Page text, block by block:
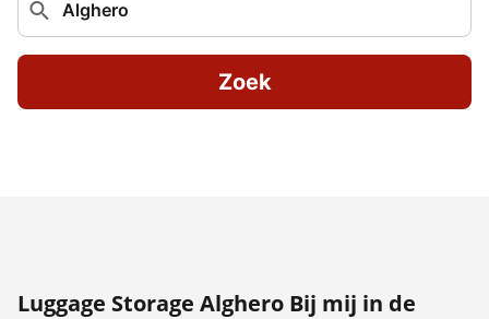
Zoek
Luggage Storage Alghero Bij mij in de